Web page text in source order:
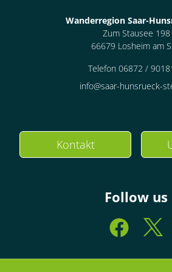
Wanderregion Saar-
Zum Stausee 198
66679 Losheim am
Telefon 06872 /
info@saar-hunsrueck-
Kontakt
Follow us